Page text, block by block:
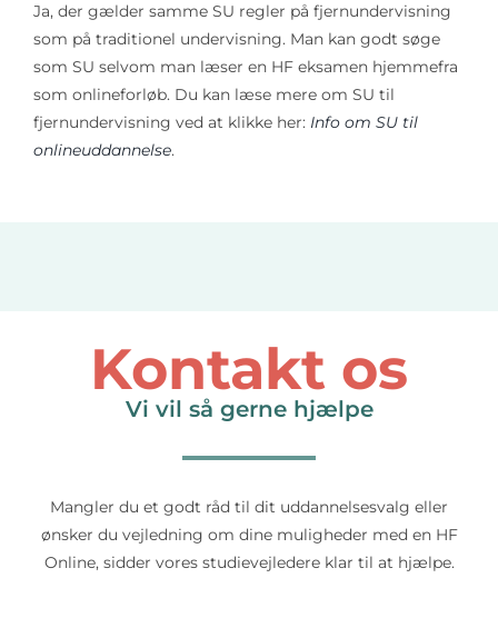
Ja, der gælder samme SU regler på fjernundervisning
som på traditionel undervisning. Man kan godt søge
som SU selvom man læser en HF eksamen hjemmefra
som onlineforløb. Du kan læse mere om SU til
fjernundervisning ved at klikke her: Info om SU til
onlineuddannelse.
Kontakt os
Vi vil så gerne hjælpe
Mangler du et godt råd til dit uddannelsesvalg eller
ønsker du vejledning om dine muligheder med en HF
Online, sidder vores studievejledere klar til at hjælpe.